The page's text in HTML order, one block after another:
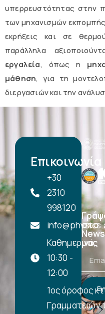
υπερρευστότητας στην
των μηχανισμών
εκρήξεις και σε
παράλληλα
εργαλεία, όπως η
μάθηση, για τη
διεργασιών και την
στο
μας
Επικοινωνία
+30
2310
998120
Καθημερινά,
10:30 -
12:00
1ος όροφος
Γραμματειών